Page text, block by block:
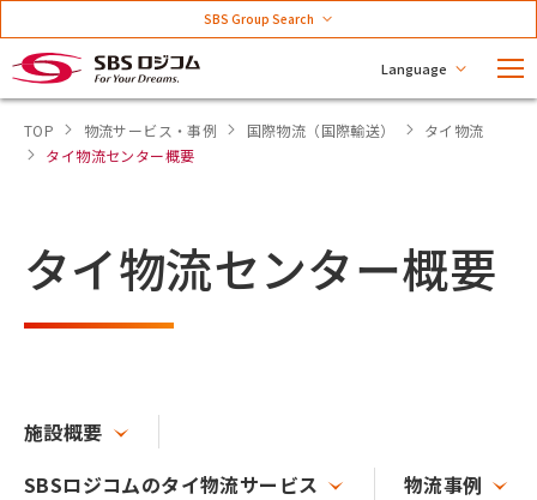
Language
SBS Group Search
TOP 物流サービス・事例 国際物流（国際輸送）
タイ物流
タイ物流センター概要
タイ物流センター概要
施設概要
SBSロジコムのタイ物流サービス
物流事例